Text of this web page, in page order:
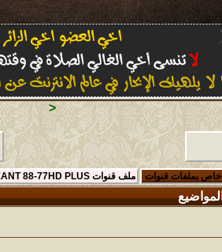
<
خاص بملفات قنوات ملف قنوات GEANT 88-77HD PLUS من الاخ الشرس اليوم
المواضيع